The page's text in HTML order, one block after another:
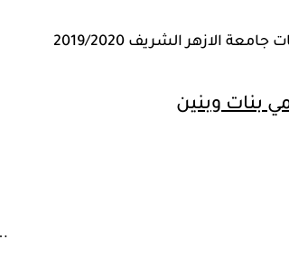
الازهر الشريف 2019/2020